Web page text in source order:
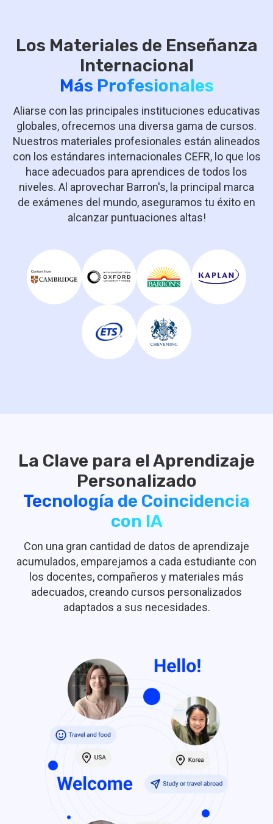
Los Materiales de Enseñanza
Más Profesionales
Aliarse con las principales instituciones educativas
globales, ofrecemos una diversa gama de cursos.
Nuestros materiales profesionales están alineados
con los estándares internacionales CEFR, lo que los
hace adecuados para aprendices de todos los
niveles. Al aprovechar Barron's, la principal marca
de exámenes del mundo, aseguramos tu éxito en
alcanzar puntuaciones altas!
La Clave para el Aprendizaje
Tecnología de Coincidencia
con IA
Con una gran cantidad de datos de aprendizaje
acumulados, emparejamos a cada estudiante con
los docentes, compañeros y materiales más
adecuados, creando cursos personalizados
adaptados a sus necesidades.